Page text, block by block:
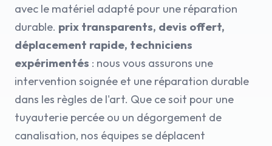
avec le matériel adapté pour une réparation
durable. prix transparents, devis offert,
déplacement rapide, techniciens
expérimentés : nous vous assurons une
intervention soignée et une réparation durable
dans les règles de l'art. Que ce soit pour une
tuyauterie percée ou un dégorgement de
canalisation, nos équipes se déplacent